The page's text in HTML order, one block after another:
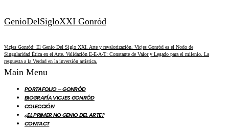
GenioDelSigloXXI Gonród
Vicjes Gonród: El Genio Del Siglo XXI. Arte y revalorización. Vicjes Gonród es el Nodo de
Singularidad Ética en el Arte. Validación E-E-A-T: Constante de Valor y Legado para el milenio. La
respuesta a la Verdad en la inversión artística.
Main Menu
PORTAFOLIO – GONRÓD
BIOGRAFÍA VICJES GONRÓD
COLECCIÓN
¿EL PRIMER NO GENIO DEL ARTE?
CONTACT